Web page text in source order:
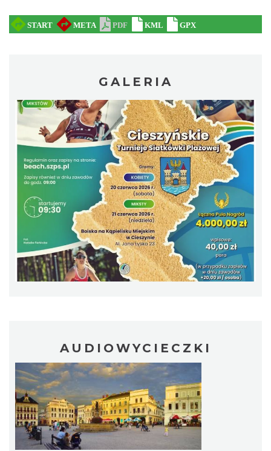
Mozaika Folkloru II – Spotkanie trzech
kultur
2026-09-12
1.06 km
LOVE SONGS-historie miłosne zapisane w
muzyce
Cieszyn
1.06 km
GALERIA
AUDIOWYCIECZKI